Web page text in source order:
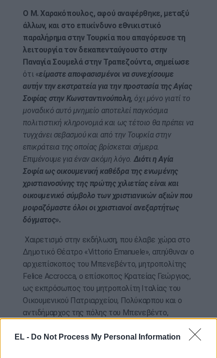
EL - Do Not Process My Personal Information
Ο Μ. Χαρακόπουλος, αφού αναφέρθηκε, μεταξύ
άλλων, και στο επικίνδυνο εθνικιστικό
παραλήρημα στην Τουρκία που απαγόρευσε τη
λειτουργία τον δεκαπενταύγουστο στην
Παναγία Σουμελά στην Τραπεζούντα, σημείωσε
ότι «είμαστε αποφασισμένοι να συνεχίσουμε
αυτήν την εκστρατεία για την προστασία της Αγίας
Σοφίας στην Κωνσταντινούπολη, όχι μόνο γιατί το
μοναδικό αυτό μνημείο αποτελεί παγκόσμια
πολιτιστική κληρονομιά και ως τέτοιο θα πρέπει να
τυγχάνει σεβασμού και από την Τουρκία στην
επικράτεια της οποίας βρίσκεται σήμερα.
Επιμένουμε για έναν ακόμη λόγο.Διότι η Αγία
Σοφία ως οικουμενική καθέδρα της ενωμένης
χριστιανοσύνης της πρώτης χιλιετίας είναι και
οικουμενικό σύμβολο των χριστιανικών αξιών που
μοιραζόμαστε όλοι οι χριστιανοί ανεξαρτήτως
δόγματος».
Χαιρετισμό στην εκδήλωση, που έλαβε χώρα στο
Δημοτικό Θέατρο «Vittorio Emanuele», απηύθυναν ο
αρχιεπίσκοπος του Μπενεβέντο, μητροπολίτης
Felice Accrocca, ο επίσκοπος Κρατείας Γεώργιος,
ως εκπρόσωπος του μητροπολίτη Ιταλίας του
Οικουμενικού Πατριαρχείου, Πολύκαρπου και ο
αντιδήμαρχος της πόλης του Μπενεβέντο,